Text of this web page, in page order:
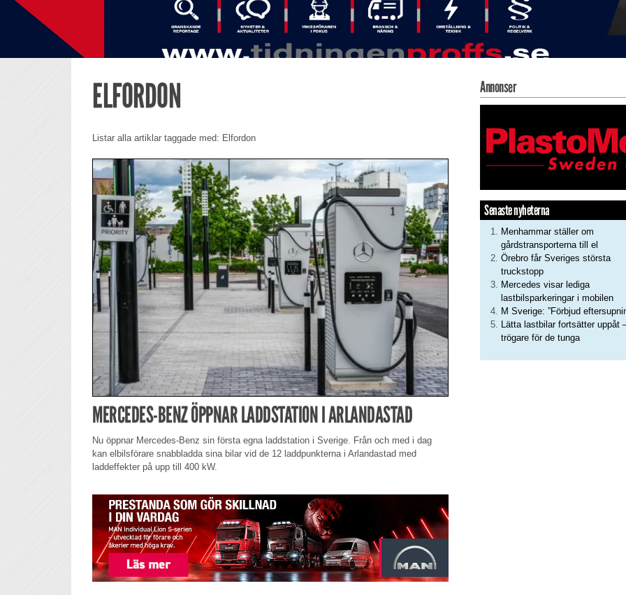
ELFORDON
Listar alla artiklar taggade med: Elfordon
MERCEDES-BENZ ÖPPNAR LADDSTATION I ARLANDASTAD
Nu öppnar Mercedes-Benz sin första egna laddstation i Sverige. Från och med i dag
kan elbilsförare snabbladda sina bilar vid de 12 laddpunkterna i Arlandastad med
laddeffekter på upp till 400 kW.
Annonser
Senaste nyheterna
Menhammar ställer om
gårdstransporterna till el
Örebro får Sveriges största
truckstopp
Mercedes visar lediga
lastbilsparkeringar i mobilen
M Sverige: ”Förbjud
Lätta lastbilar fortsätter uppåt
trögare för de tunga